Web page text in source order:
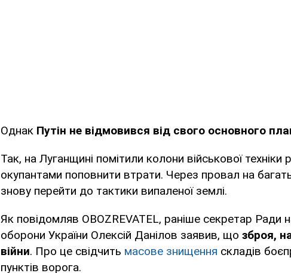
Однак Путін не відмовився від свого основного
Так, на Луганщині помітили колони військової
окупантами поповнити втрати. Через провал на
знову перейти до тактики випаленої землі.
Як повідомляв OBOZREVATEL, раніше секретар Ради
оборони України Олексій Данілов заявив, що зброя,
війни. Про це свідчить масове знищення складів
пунктів ворога.